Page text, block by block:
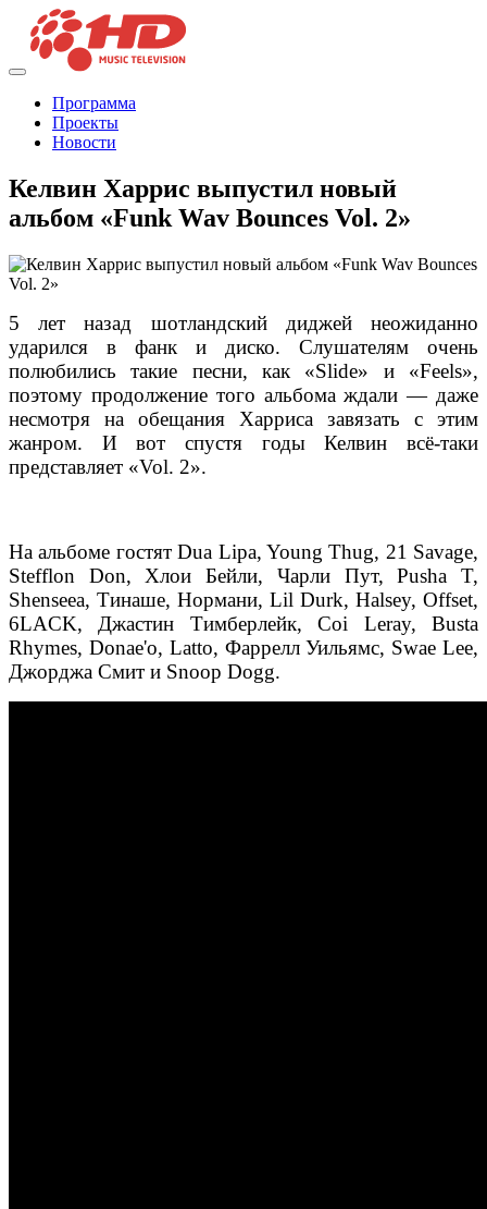
Программа
Проекты
Новости
Келвин Харрис выпустил новый
альбом «Funk Wav Bounces Vol. 2»
5 лет назад шотландский диджей неожиданно
ударился в фанк и диско. Слушателям очень
полюбились такие песни, как «Slide» и «Feels»,
поэтому продолжение того альбома ждали — даже
несмотря на обещания Харриса завязать с этим
жанром. И вот спустя годы Келвин всё-таки
представляет «Vol. 2».
На альбоме гостят Dua Lipa, Young Thug, 21 Savage,
Stefflon Don, Хлои Бейли, Чарли Пут, Pusha T,
Shenseea, Тинаше, Нормани, Lil Durk, Halsey, Offset,
6LACK, Джастин Тимберлейк, Coi Leray, Busta
Rhymes, Donae'o, Latto, Фаррелл Уильямс, Swae Lee,
Джорджа Смит и Snoop Dogg.